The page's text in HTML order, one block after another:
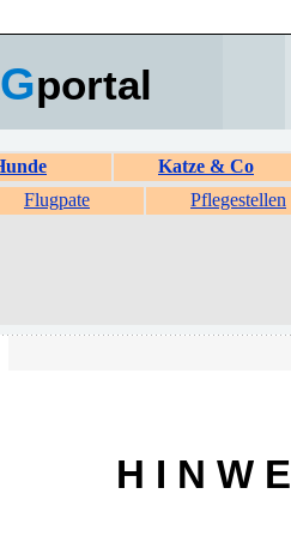
portal
Katze & Co
Flugpate Pflegestellen
H I N W